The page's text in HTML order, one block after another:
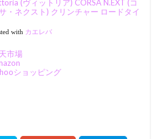
(ヴィットリア) CORSA N.EXT (コ
・ネクスト) クリンチャー ロードタイ
with カエレバ
市場
ショッピング